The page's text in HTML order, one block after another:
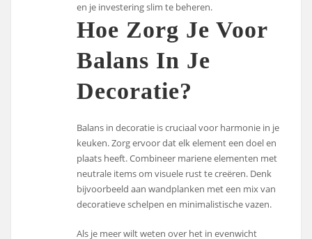
en je investering slim te beheren.
Hoe Zorg Je Voor
Balans In Je
Decoratie?
Balans in decoratie is cruciaal voor harmonie in je
keuken. Zorg ervoor dat elk element een doel en
plaats heeft. Combineer mariene elementen met
neutrale items om visuele rust te creëren. Denk
bijvoorbeeld aan wandplanken met een mix van
decoratieve schelpen en minimalistische vazen.
Als je meer wilt weten over het in evenwicht